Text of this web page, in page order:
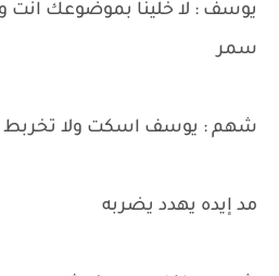
يوسف : لا خلينا بموضوعك انت
سمر
شهم : يوسف اسكت ولا تخربط
مد إيده يهدد يضربه